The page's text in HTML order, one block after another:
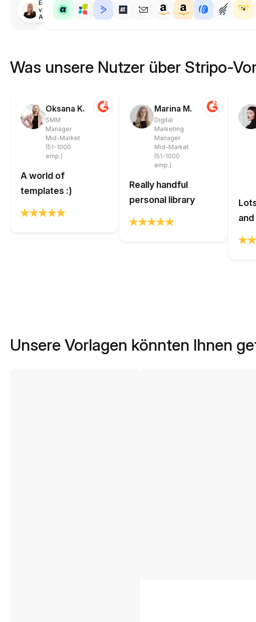
Entworfen
von
Anastasiia
Was unsere Nutzer über Stripo-
Oksana K.
SMM
Manager
Mid-Market
(51-1000
emp.)
A world of
templates :)
Marina M.
Digital
Marketing
Manager
Mid-Market
(51-1000
emp.)
Really handful
personal library
Unsere Vorlagen könnten Ihnen